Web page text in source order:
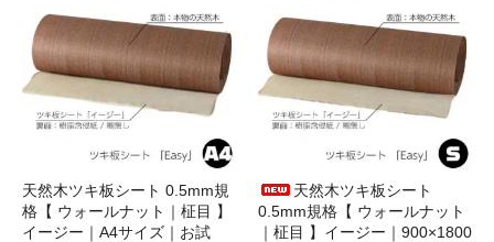
天然木ツキ板シート 0.5mm規
格【 ウォールナット｜柾目 】
イージー｜A4サイズ｜お試
天然木ツキ板シート
0.5mm規格【 ウォールナット
｜柾目 】イージー｜900×1800